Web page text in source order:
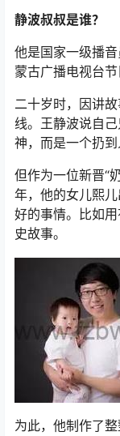
静波叔叔是谁？
他是国家一级播
蒙古广播电视台节
二十岁时，因讲
线。王静波说自
神，而是一个扔到
但作为一位新晋“
年，他的女儿熙
好的事情。比如用
史故事。
为此，他制作了